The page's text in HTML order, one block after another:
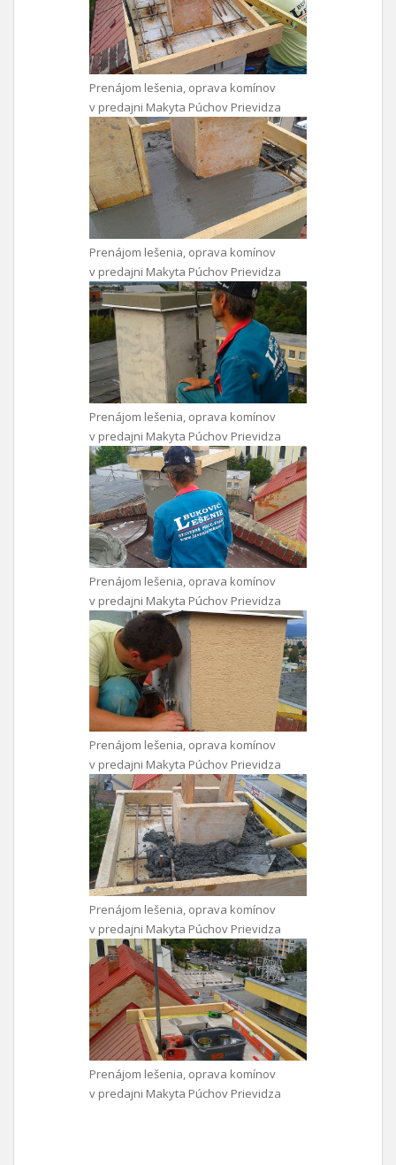
Prenájom lešenia, oprava komínov
v predajni Makyta Púchov Prievidza
Prenájom lešenia, oprava komínov
v predajni Makyta Púchov Prievidza
Prenájom lešenia, oprava komínov
v predajni Makyta Púchov Prievidza
Prenájom lešenia, oprava komínov
v predajni Makyta Púchov Prievidza
Prenájom lešenia, oprava komínov
v predajni Makyta Púchov Prievidza
Prenájom lešenia, oprava komínov
v predajni Makyta Púchov Prievidza
Prenájom lešenia, oprava komínov
v predajni Makyta Púchov Prievidza